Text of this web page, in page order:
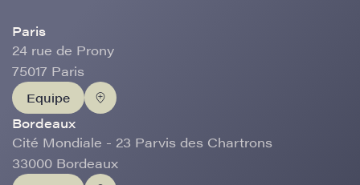
Paris
24 rue de Prony
75017 Paris
Equipe
Bordeaux
Cité Mondiale - 23 Parvis des Chartrons
33000 Bordeaux